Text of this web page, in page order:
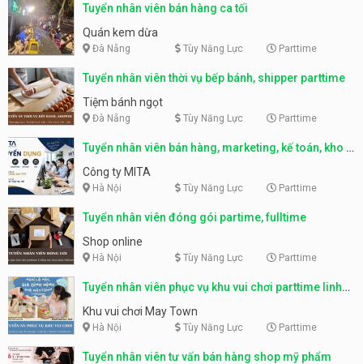
Tuyển nhân viên bán hàng ca tối
Quán kem dừa
Đà Nẵng Tùy Năng Lực Parttime
Tuyển nhân viên thời vụ bếp bánh, shipper parttime
Tiệm bánh ngọt
Đà Nẵng Tùy Năng Lực Parttime
Tuyển nhân viên bán hàng, marketing, kế toán, kho –
parttime, fulltime
Công ty MITA
Hà Nội Tùy Năng Lực Parttime
Tuyển nhân viên đóng gói partime, fulltime
Shop online
Hà Nội Tùy Năng Lực Parttime
Tuyển nhân viên phục vụ khu vui chơi parttime linh
động
Khu vui chơi May Town
Hà Nội Tùy Năng Lực Parttime
Tuyển nhân viên tư vấn bán hàng shop mỹ phẩm